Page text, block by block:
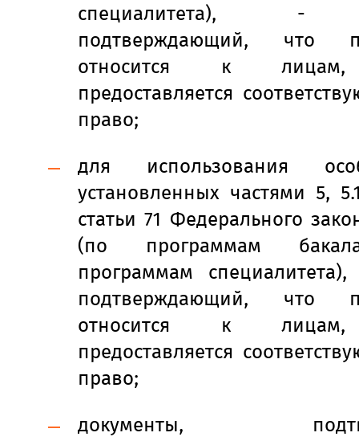
специалитета), -
подтверждающий, что
относится к
предоставляется
право;
для использования
установленных частями 5,
статьи 71 Федерального
(по программам
программам
подтверждающий, что
относится к
предоставляется
право;
документы,